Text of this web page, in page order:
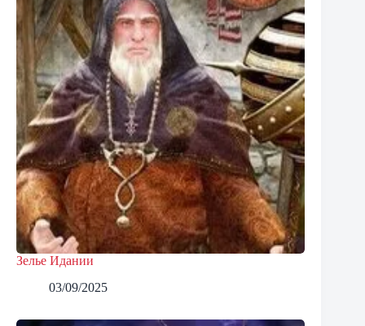
Зелье Идании
03/09/2025